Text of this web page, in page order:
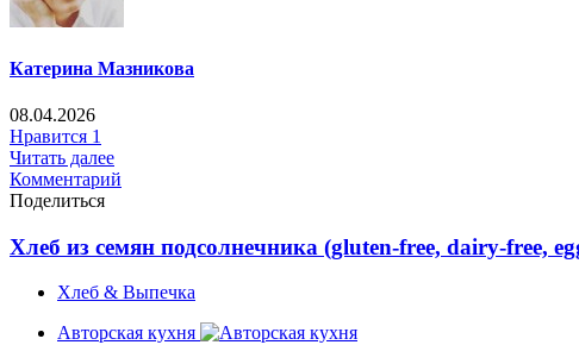
Катерина Мазникова
08.04.2026
Нравится 1
Читать далее
Комментарий
Поделиться
Хлеб из семян подсолнечника (gluten-free, dairy-free,
Хлеб & Выпечка
Авторская кухня